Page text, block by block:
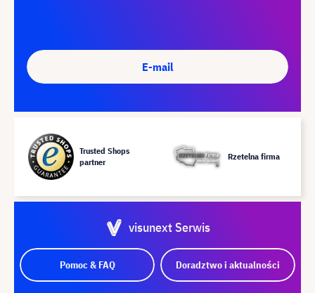
E-mail
Trusted Shops
partner
Rzetelna firma
visunext Serwis
Pomoc & FAQ Doradztwo i aktualności